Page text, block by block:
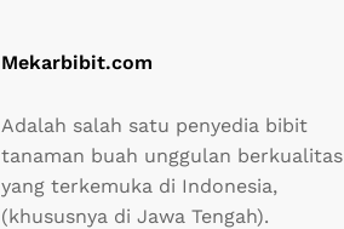
Mekarbibit.com
Adalah salah satu penyedia bibit
tanaman buah unggulan berkualitas
yang terkemuka di Indonesia,
(khususnya di Jawa Tengah).